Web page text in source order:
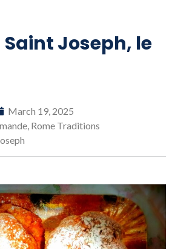
Saint Joseph, le
March 19, 2025
, Rome Traditions